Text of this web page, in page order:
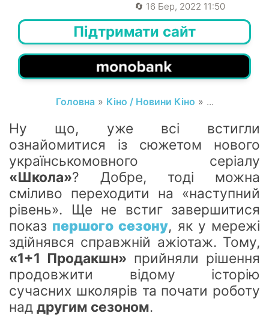
🔄 16 Бер, 2022 11:50
Підтримати сайт
Головна» Кіно / Новини Кіно » ...
Ну що, уже всі встигли
ознайомитися із сюжетом нового
українськомовного серіалу
«Школа»? Добре, тоді можна
сміливо переходити на «наступний
рівень». Ще не встиг завершитися
показ першого сезону, як у мережі
здійнявся справжній ажіотаж. Тому,
«1+1 Продакшн» прийняли рішення
продовжити відому історію
сучасних школярів та почати роботу
над другим сезоном.